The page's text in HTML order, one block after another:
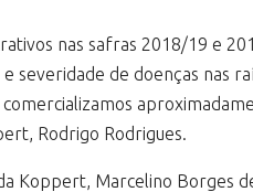
nas safras 2018/19 e
severidade de doenças nas
comercializamos
Rodrigo Rodrigues.
Koppert, Marcelino Borges